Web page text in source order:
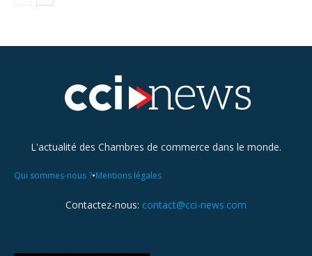
L'actualité des Chambres de commerce dans le monde.
Qui sommes-nous ?•Mentions légales
Contactez-nous: contact@cci-news.com